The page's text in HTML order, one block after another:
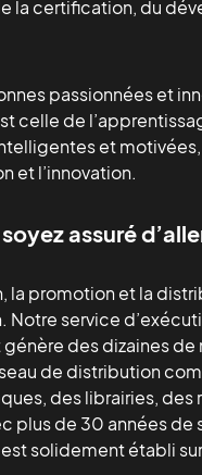
la certification, du
passionnées et
celle de
et
et l’innovation.
assuré
la promotion et la
Notre service
des dizaines
de distribution
des librairies, des
plus de 30 années
solidement établi